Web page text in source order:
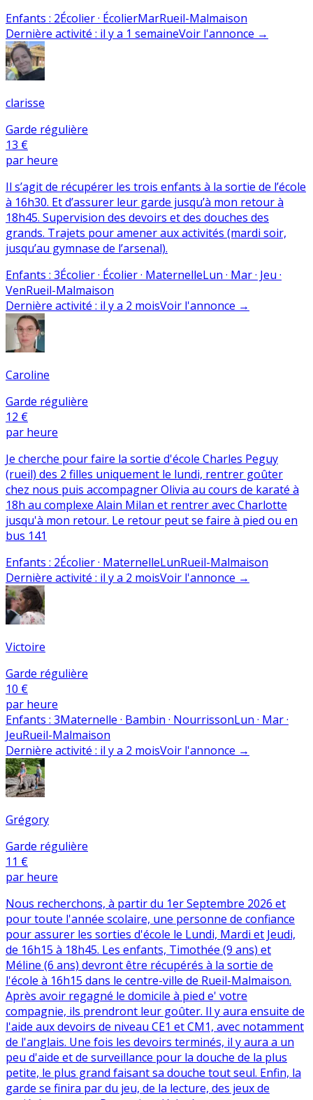
Enfants : 2Écolier · ÉcolierMarRueil-Malmaison
Dernière activité : il y a 1 semaineVoir l'annonce →
clarisse
Garde régulière
13 €
par heure
Il s’agit de récupérer les trois enfants à la sortie de l’école
à 16h30. Et d’assurer leur garde jusqu’à mon retour à
18h45. Supervision des devoirs et des douches des
grands. Trajets pour amener aux activités (mardi soir,
jusqu’au gymnase de l’arsenal).
Enfants : 3Écolier · Écolier · MaternelleLun · Mar · Jeu ·
VenRueil-Malmaison
Dernière activité : il y a 2 moisVoir l'annonce →
Caroline
Garde régulière
12 €
par heure
Je cherche pour faire la sortie d'école Charles Peguy
(rueil) des 2 filles uniquement le lundi, rentrer goûter
chez nous puis accompagner Olivia au cours de karaté à
18h au complexe Alain Milan et rentrer avec Charlotte
jusqu'à mon retour. Le retour peut se faire à pied ou en
bus 141
Enfants : 2Écolier · MaternelleLunRueil-Malmaison
Dernière activité : il y a 2 moisVoir l'annonce →
Victoire
Garde régulière
10 €
par heure
Enfants : 3Maternelle · Bambin · NourrissonLun · Mar ·
JeuRueil-Malmaison
Dernière activité : il y a 2 moisVoir l'annonce →
Grégory
Garde régulière
11 €
par heure
Nous recherchons, à partir du 1er Septembre 2026 et
pour toute l'année scolaire, une personne de confiance
pour assurer les sorties d'école le Lundi, Mardi et Jeudi,
de 16h15 à 18h45. Les enfants, Timothée (9 ans) et
Méline (6 ans) devront être récupérés à la sortie de
l'école à 16h15 dans le centre-ville de Rueil-Malmaison.
Après avoir regagné le domicile à pied e' votre
compagnie, ils prendront leur goûter. Il y aura ensuite de
l'aide aux devoirs de niveau CE1 et CM1, avec notamment
de l'anglais. Une fois les devoirs terminés, il y aura a un
peu d'aide et de surveillance pour la douche de la plus
petite, le plus grand faisant sa douche tout seul. Enfin, la
garde se finira par du jeu, de la lecture, des jeux de